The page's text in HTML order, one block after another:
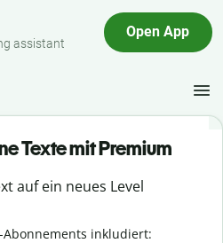
assistant
Open App
Texte mit Premium
auf ein neues Level
inkludiert: